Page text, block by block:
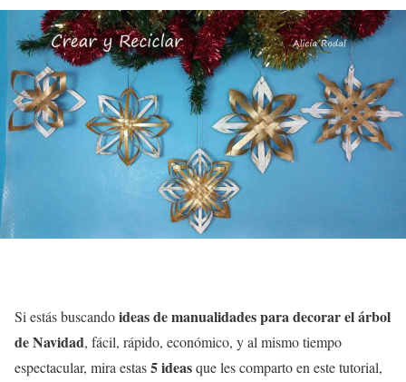
Si estás buscandoideas de manualidades para decorar el árbol
de Navidad, fácil, rápido, económico, y al mismo tiempo
espectacular, mira estas5 ideasque les comparto en este tutorial,